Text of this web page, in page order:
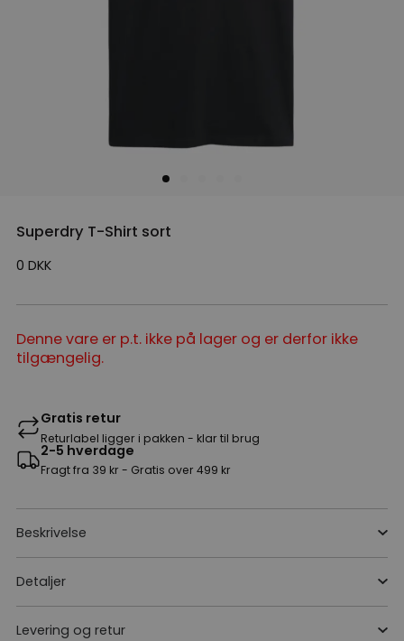
Superdry T-Shirt sort
0 DKK
Denne vare er p.t. ikke på lager og er derfor ikke
tilgængelig.
Gratis retur
Returlabel ligger i pakken - klar til brug
2-5 hverdage
Fragt fra 39 kr - Gratis over 499 kr
Beskrivelse
Detaljer
Levering og retur